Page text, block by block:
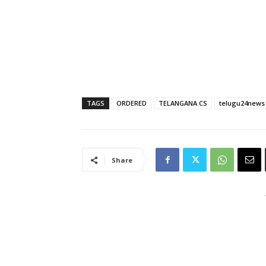
TAGS ORDERED TELANGANA CS telugu24news
Share